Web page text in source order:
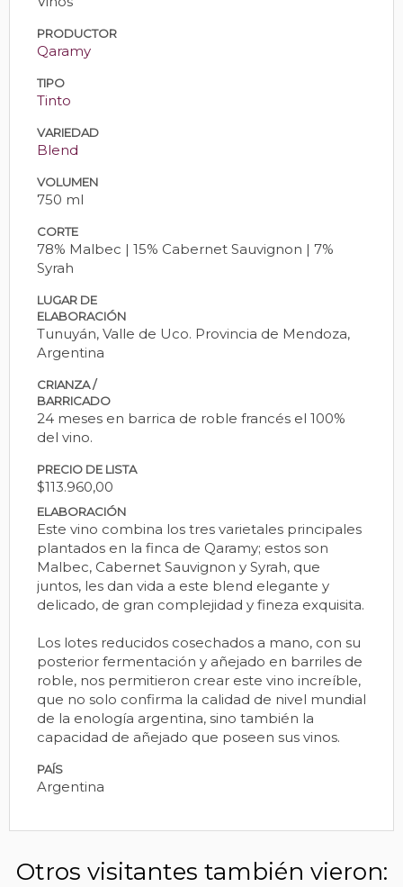
PRODUCTOR
Qaramy
TIPO
Tinto
VARIEDAD
Blend
VOLUMEN
750 ml
CORTE
78% Malbec | 15% Cabernet Sauvignon | 7%
Syrah
LUGAR DE
ELABORACIÓN
Tunuyán, Valle de Uco. Provincia de Mendoza,
Argentina
CRIANZA /
BARRICADO
24 meses en barrica de roble francés el 100%
del vino.
PRECIO DE LISTA
$113.960,00
ELABORACIÓN
Este vino combina los tres varietales principales
plantados en la finca de Qaramy; estos son
Malbec, Cabernet Sauvignon y Syrah, que
juntos, les dan vida a este blend elegante y
delicado, de gran complejidad y fineza exquisita.
Los lotes reducidos cosechados a mano, con su
posterior fermentación y añejado en barriles de
roble, nos permitieron crear este vino increíble,
que no solo confirma la calidad de nivel mundial
de la enología argentina, sino también la
capacidad de añejado que poseen sus vinos.
PAÍS
Argentina
Otros visitantes también vieron: